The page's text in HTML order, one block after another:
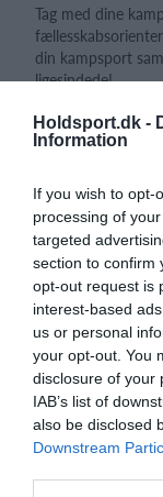
Holdsport.dk -
Information
If you wish to opt-
processing of
targeted
section to confirm
opt-out request is
interest-based
us or personal
your opt-out. You
disclosure of your
IAB’s list of
also be disclosed
Downstream
Tag med dine
din kampsport
ligesindede!
Vi lover dig en
udfordret samtidig
Campen er på
Dansk Fægte-
Kickboxing
Tilmeld dig nu og
Campen er for
under de fire
Det med småt:
De første 100
prisen kr. 600.
Al forplejning er